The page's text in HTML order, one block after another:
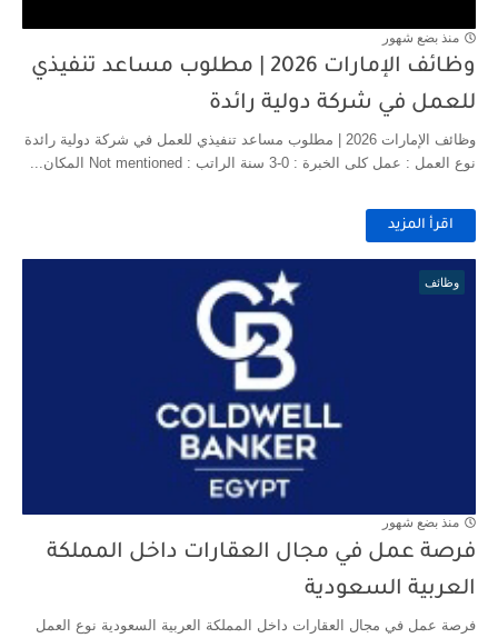
منذ بضع شهور
وظائف الإمارات 2026 | مطلوب مساعد تنفيذي
للعمل في شركة دولية رائدة
وظائف الإمارات 2026 | مطلوب مساعد تنفيذي للعمل في شركة دولية رائدة
نوع العمل : عمل كلى الخبرة : 0-3 سنة الراتب : Not mentioned المكان...
اقرأ المزيد
وظائف
منذ بضع شهور
فرصة عمل في مجال العقارات داخل المملكة
العربية السعودية
فرصة عمل في مجال العقارات داخل المملكة العربية السعودية نوع العمل